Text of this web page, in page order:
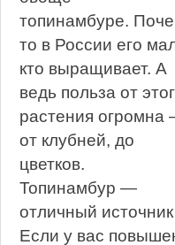
топинамбуре.
то в России его
кто выращивает. А
ведь польза от
растения огромна
от клубней, до
цветков.
Топинамбур —
отличный
Если у вас